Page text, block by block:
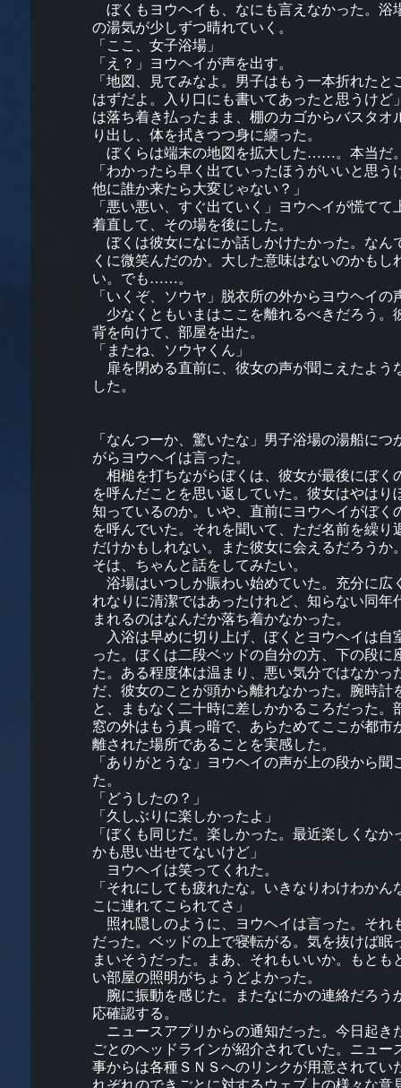
ぼくもヨウヘイも、なにも言えなかった。浴
の湯気が少しずつ晴れていく。
「ここ、女子浴場」
「え？」ヨウヘイが声を出す。
「地図、見てみなよ。男子はもう一本折れたと
はずだよ。入り口にも書いてあったと思うけど
は落ち着き払ったまま、棚のカゴからバスタオ
り出し、体を拭きつつ身に纏った。
ぼくらは端末の地図を拡大した……。本当だ
「わかったら早く出ていったほうがいいと思う
他に誰か来たら大変じゃない？」
「悪い悪い、すぐ出ていく」ヨウヘイが慌てて
着直して、その場を後にした。
ぼくは彼女になにか話しかけたかった。なん
くに微笑んだのか。大した意味はないのかもし
い。でも……。
「いくぞ、ソウヤ」脱衣所の外からヨウヘイの
少なくともいまはここを離れるべきだろう。
背を向けて、部屋を出た。
「またね、ソウヤくん」
扉を閉める直前に、彼女の声が聞こえたよう
した。
「なんつーか、驚いたな」男子浴場の湯船につ
がらヨウヘイは言った。
相槌を打ちながらぼくは、彼女が最後にぼく
を呼んだことを思い返していた。彼女はやはり
知っているのか。いや、直前にヨウヘイがぼく
を呼んでいた。それを聞いて、ただ名前を繰り
だけかもしれない。また彼女に会えるだろうか
そは、ちゃんと話をしてみたい。
浴場はいつしか賑わい始めていた。充分に広
れなりに清潔ではあったけれど、知らない同年
まれるのはなんだか落ち着かなかった。
入浴は早めに切り上げ、ぼくとヨウヘイは自
った。ぼくは二段ベッドの自分の方、下の段に
た。ある程度体は温まり、悪い気分ではなかっ
だ、彼女のことが頭から離れなかった。腕時計
と、まもなく二十時に差しかかるころだった。
窓の外はもう真っ暗で、あらためてここが都市
離された場所であることを実感した。
「ありがとうな」ヨウヘイの声が上の段から聞
た。
「どうしたの？」
「久しぶりに楽しかったよ」
「ぼくも同じだ。楽しかった。最近楽しくなか
かも思い出せてないけど」
ヨウヘイは笑ってくれた。
「それにしても疲れたな。いきなりわけわかん
こに連れてこられてさ」
照れ隠しのように、ヨウヘイは言った。それ
だった。ベッドの上で寝転がる。気を抜けば眠
まいそうだった。まあ、それもいいか。もとも
い部屋の照明がちょうどよかった。
腕に振動を感じた。またなにかの連絡だろう
応確認する。
ニュースアプリからの通知だった。今日起き
ごとのヘッドラインが紹介されていた。ニュー
事からは各種ＳＮＳへのリンクが用意されてい
れぞれのできごとに対するウェブ上の様々な意